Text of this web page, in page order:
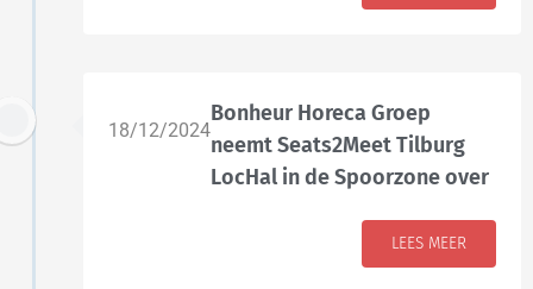
18/12/2024
Bonheur Horeca Groep
neemt Seats2Meet Tilburg
LocHal in de Spoorzone over
LEES MEER